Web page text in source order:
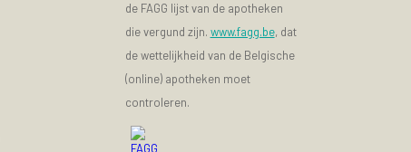
de FAGG lijst van de apotheken
die vergund zijn. www.fagg.be, dat
de wettelijkheid van de Belgische
(online) apotheken moet
controleren.